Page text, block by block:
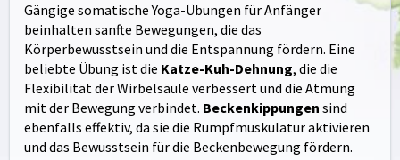
Gängige somatische Yoga-Übungen für Anfänger
beinhalten sanfte Bewegungen, die das
Körperbewusstsein und die Entspannung fördern. Eine
beliebte Übung ist die Katze-Kuh-Dehnung, die die
Flexibilität der Wirbelsäule verbessert und die Atmung
mit der Bewegung verbindet. Beckenkippungen sind
ebenfalls effektiv, da sie die Rumpfmuskulatur aktivieren
und das Bewusstsein für die Beckenbewegung fördern.